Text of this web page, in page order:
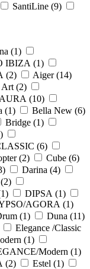
SantiLine (9)
(1)
IBIZA (1)
(2) Aiger (14)
Art (2)
AURA (10)
(1) Bella New (6)
Bridge (1)
)
(6)
(2) Cube (6)
) Darina (4)
2)
1) DIPSA (1)
AGORA (1)
(1) Duna (11)
Elegance /Classic
(1)
Modern (1)
(2) Estel (1)